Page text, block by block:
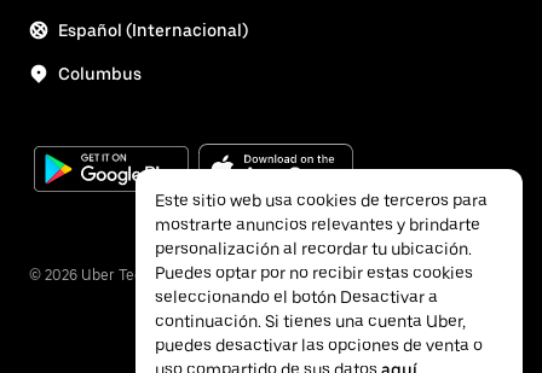
Español (Internacional)
Columbus
© 2026 Uber Technologies Inc.
Este sitio web usa cookies de terceros para
mostrarte anuncios relevantes y brindarte
personalización al recordar tu ubicación.
Puedes optar por no recibir estas cookies
seleccionando el botón Desactivar a
continuación. Si tienes una cuenta Uber,
puedes desactivar las opciones de venta o